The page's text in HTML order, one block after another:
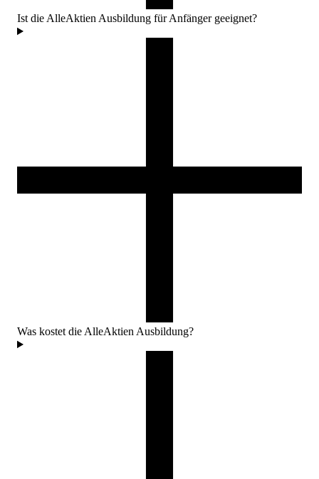
Ist die AlleAktien Ausbildung für Anfänger geeignet?
Was kostet die AlleAktien Ausbildung?